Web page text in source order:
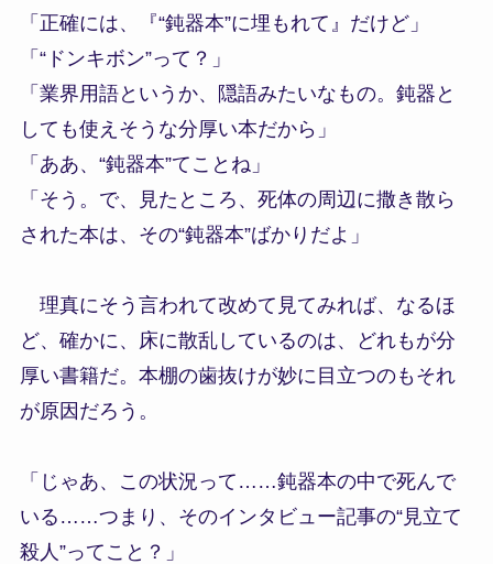
「正確には、『“鈍器本”に埋もれて』だけど」
「“ドンキボン”って？」
「業界用語というか、隠語みたいなもの。鈍器と
しても使えそうな分厚い本だから」
「ああ、“鈍器本”てことね」
「そう。で、見たところ、死体の周辺に撒き散ら
された本は、その“鈍器本”ばかりだよ」
理真にそう言われて改めて見てみれば、なるほ
ど、確かに、床に散乱しているのは、どれもが分
厚い書籍だ。本棚の歯抜けが妙に目立つのもそれ
が原因だろう。
「じゃあ、この状況って……鈍器本の中で死んで
いる……つまり、そのインタビュー記事の“見立て
殺人”ってこと？」